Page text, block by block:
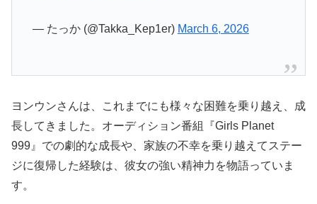
— たっか (@Takka_Kep1er) March 6, 2026
ヨンウンさんは、これまでにも様々な困難を乗り越え、成
長してきました。オーディション番組『Girls Planet
999』での劇的な成長や、家族の不幸を乗り越えてステー
ジに復帰した経験は、彼女の強い精神力を物語っていま
す。